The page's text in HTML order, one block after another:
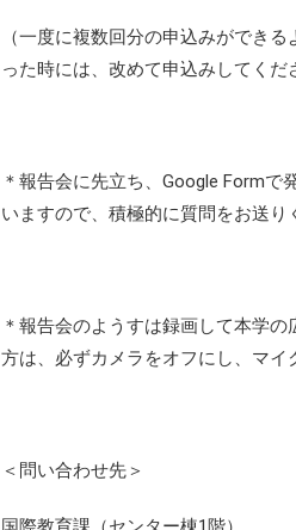
（一度に複数回分の申込みができ
った時には、改めて申込みしてくだ
＊報告会に先立ち、Google Form
いますので、積極的に質問をお送り
＊報告会のようすは録画して本学
方は、必ずカメラをオフにし、マイ
＜問い合わせ先＞